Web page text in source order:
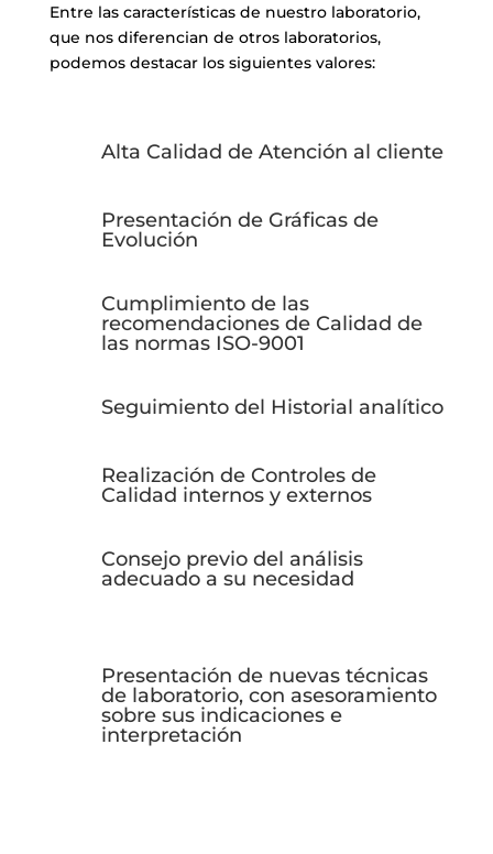
Entre las características de nuestro laboratorio,
que nos diferencian de otros laboratorios,
podemos destacar los siguientes valores:
Alta Calidad de Atención al cliente
Presentación de Gráficas de
Evolución
Cumplimiento de las
recomendaciones de Calidad de
las normas ISO-9001
Seguimiento del Historial analítico
Realización de Controles de
Calidad internos y externos
Consejo previo del análisis
adecuado a su necesidad
Presentación de nuevas técnicas
de laboratorio, con asesoramiento
sobre sus indicaciones e
interpretación